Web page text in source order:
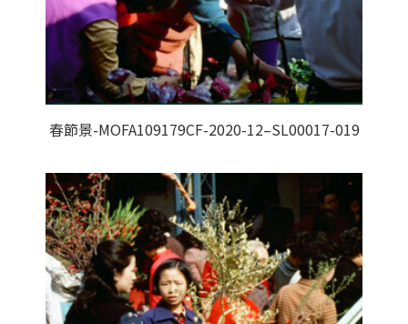
春節景-MOFA109179CF-2020-12–SL00017-019